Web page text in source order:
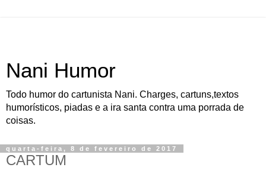
Nani Humor
Todo humor do cartunista Nani. Charges, cartuns,textos
humorísticos, piadas e a ira santa contra uma porrada de
coisas.
quarta-feira, 8 de fevereiro de 2017
CARTUM